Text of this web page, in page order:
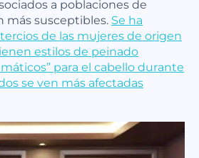
a poblaciones de
más susceptibles. Se ha
de las mujeres de origen
estilos de peinado
para el cabello durante
se ven más afectadas